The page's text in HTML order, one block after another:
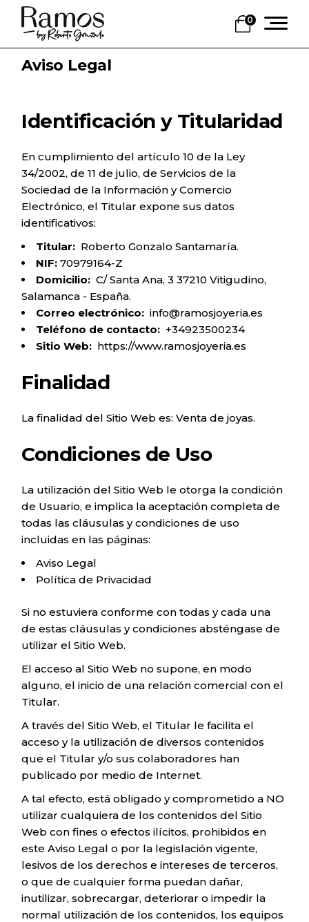
0
Aviso Legal
Identificación y Titularidad
En cumplimiento del artículo 10 de la Ley
34/2002, de 11 de julio, de Servicios de la
Sociedad de la Información y Comercio
Electrónico, el Titular expone sus datos
identificativos:
Titular: Roberto Gonzalo Santamaría.
NIF: 70979164-Z
Domicilio: C/ Santa Ana, 3 37210 Vitigudino,
Salamanca - España.
Correo electrónico: info@ramosjoyeria.es
Teléfono de contacto: +34923500234
Sitio Web: https://www.ramosjoyeria.es
Finalidad
La finalidad del Sitio Web es: Venta de joyas.
Condiciones de Uso
La utilización del Sitio Web le otorga la condición
de Usuario, e implica la aceptación completa de
todas las cláusulas y condiciones de uso
incluidas en las páginas:
Aviso Legal
Política de Privacidad
Si no estuviera conforme con todas y cada una
de estas cláusulas y condiciones absténgase de
utilizar el Sitio Web.
El acceso al Sitio Web no supone, en modo
alguno, el inicio de una relación comercial con el
Titular.
A través del Sitio Web, el Titular le facilita el
acceso y la utilización de diversos contenidos
que el Titular y/o sus colaboradores han
publicado por medio de Internet.
A tal efecto, está obligado y comprometido a NO
utilizar cualquiera de los contenidos del Sitio
Web con fines o efectos ilícitos, prohibidos en
este Aviso Legal o por la legislación vigente,
lesivos de los derechos e intereses de terceros,
o que de cualquier forma puedan dañar,
inutilizar, sobrecargar, deteriorar o impedir la
normal utilización de los contenidos, los equipos